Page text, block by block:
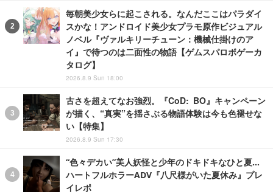
毎朝美少女らに起こされる。なんだここはパラダイ
スかな！アンドロイド美少女プラモ原作ビジュアル
ノベル『ヴァルキリーチューン：機械仕掛けのア
イ』で待つのは二面性の物語【ゲムスパロボゲーカ
タログ】
2026.8.9 Sun 18:00
古さを超えてなお強烈。『CoD: BO』キャンペーン
が描く、“真実”を揺さぶる物語体験は今も色褪せな
い【特集】
2026.8.9 Sun 17:30
“色々デカい”美人妖怪と少年のドキドキなひと夏…
ハートフルホラーADV『八尺様がいた夏休み』プレ
イレポ